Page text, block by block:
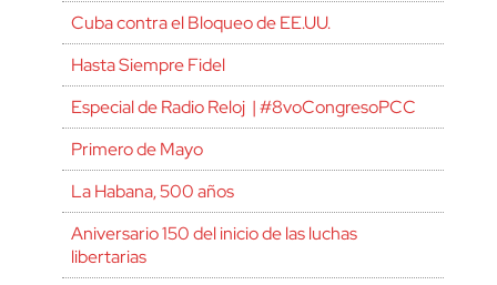
Cuba contra el Bloqueo de EE.UU.
Hasta Siempre Fidel
Especial de Radio Reloj | #8voCongresoPCC
Primero de Mayo
La Habana, 500 años
Aniversario 150 del inicio de las luchas
libertarias